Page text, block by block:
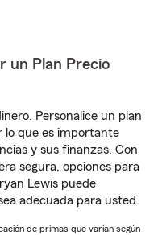
un Plan Precio
Personalice un plan
lo que es importante
y sus finanzas. Con
segura, opciones para
Lewis puede
adecuada para usted.
de primas que varían según